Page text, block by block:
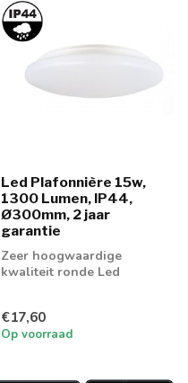
Led Plafonnière 15w,
1300 Lumen, IP44,
Ø300mm, 2 jaar
garantie
Zeer hoogwaardige
kwaliteit ronde Led
€17,60
Op voorraad